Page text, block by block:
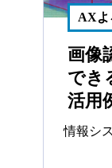
AXよ
画像
でき
活用
情報シ